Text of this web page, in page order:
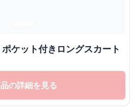
ケット付きロングスカート
の詳細を見る